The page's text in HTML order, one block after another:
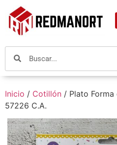
Inicio / Cotillón / Plato
57226 C.A.